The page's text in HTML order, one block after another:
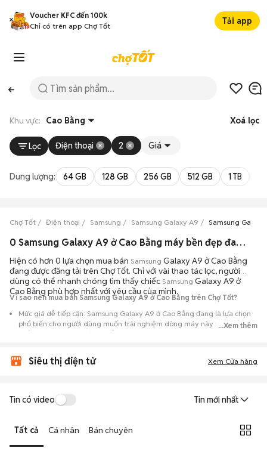
Voucher KFC đến 100k
Chỉ có trên app Chợ Tốt
Tải app
Khu vực: Cao Bằng Xoá lọc
Lọc Điện thoại 2 Giá
Dung lượng: 64 GB 128 GB 256 GB 512 GB 1 TB
Chợ Tốt Điện thoại Samsung Samsung Galaxy A9 Samsung Galaxy
0 Samsung Galaxy A9 ở Cao Bằng máy bền đẹp đang bán 08/2026
Hiện có hơn 0 lựa chọn mua bán Samsung Galaxy A9 ở Cao Bằng
đang được đăng tải trên Chợ Tốt. Chỉ với vài thao tác lọc, người
dùng có thể nhanh chóng tìm thấy chiếc Samsung Galaxy A9 ở
Cao Bằng phù hợp nhất với yêu cầu của mình.
Vì sao nên mua bán Samsung Galaxy A9 ở Cao Bằng trên Chợ Tốt?
Mức giá dễ tiếp cận: Samsung Galaxy A9 ở Cao Bằng đang là lựa chọn
phổ biến cho người dùng muốn trải nghiệm dòng máy này với chi phí
thấp hơn so với khi mới ra mắt.
Bằng từ nhiều cá nhân muốn lên đời máy, mang đến đa dạng sự lựa
chọn về tình trạng bảo hành, hình thức máy và màu sắc.
đánh giá chính xác hiệu năng thực tế của máy so với mô tả trên
Mua bán linh hoạt: Hai bên có thể chủ động thỏa thuận giá cả và
địa điểm giao nhận, chốt giao dịch nhanh chóng khi đạt được
...Xem thêm
Siêu thị điện tử Xem Cửa hàng
Tin có video Tin mới nhất
Tất cả Cá nhân Bán chuyên